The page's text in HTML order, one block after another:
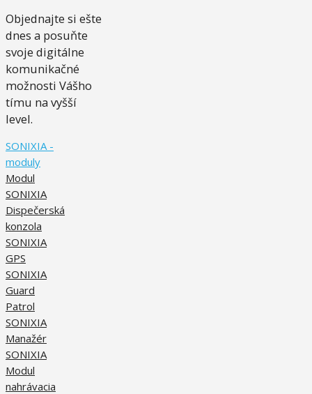
Objednajte si ešte
dnes a posuňte
svoje digitálne
komunikačné
možnosti Vášho
tímu na vyšší
level.
SONIXIA -
moduly
Modul
SONIXIA
Dispečerská
konzola
SONIXIA
GPS
SONIXIA
Guard
Patrol
SONIXIA
Manažér
SONIXIA
Modul
nahrávacia